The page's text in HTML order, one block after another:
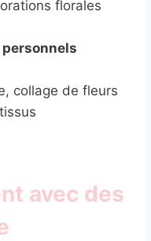
florales
collage de fleurs
avec des